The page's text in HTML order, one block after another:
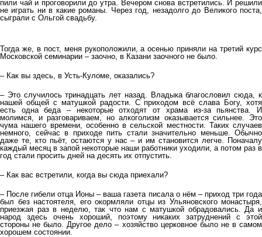
пили чай и проговорили до утра. Вечером снова встретились. И решили
не играть ни в какие романы. Через год, незадолго до Великого поста,
сыграли с Ольгой свадьбу.
Тогда же, в пост, меня рукоположили, а осенью приняли на третий курс
Московской семинарии – заочно, в Казани заочного не было.
– Как вы здесь, в Усть-Куломе, оказались?
– Это случилось тринадцать лет назад. Владыка благословил сюда, к
нашей общей с матушкой радости. С приходом всё слава Богу, хотя
есть одна беда – некоторые отходят от храма из-за пьянства. И
молимся, и разговариваем, но алкоголизм оказывается сильнее. Это
чума нашего времени, особенно в сельской местности. Таких случаев
немного, сейчас в приходе пить стали значительно меньше. Обычно
даже те, кто пьёт, остаются у нас – и им становится легче. Поначалу
каждый месяц в запой некоторые наши работники уходили, а потом раз в
год стали просить дней на десять их отпустить.
– Как вас встретили, когда вы сюда приехали?
– После гибели отца Ионы – ваша газета писала о нём – приход три года
был без настоятеля, его окормляли отцы из Ульяновского монастыря,
приезжая раз в неделю, так что нам с матушкой обрадовались. Да и
народ здесь очень хороший, поэтому никаких затруднений с этой
стороны не было. Другое дело – хозяйство церковное было не в самом
хорошем состоянии.